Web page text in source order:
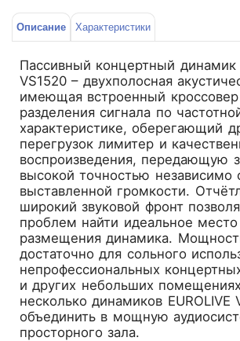
Описание Характеристики
Пассивный концертный динамик
VS1520 – двухполосная
имеющая встроенный
разделения сигнала по
характеристике, оберегающий
перегрузок лимитер и
воспроизведения, передающую
высокой точностью независимо
выставленной громкости.
широкий звуковой фронт
проблем найти идеальное
размещения динамика.
достаточно для сольного
непрофессиональных
и других небольших
несколько динамиков EUROLIVE
объединить в мощную
просторного зала.